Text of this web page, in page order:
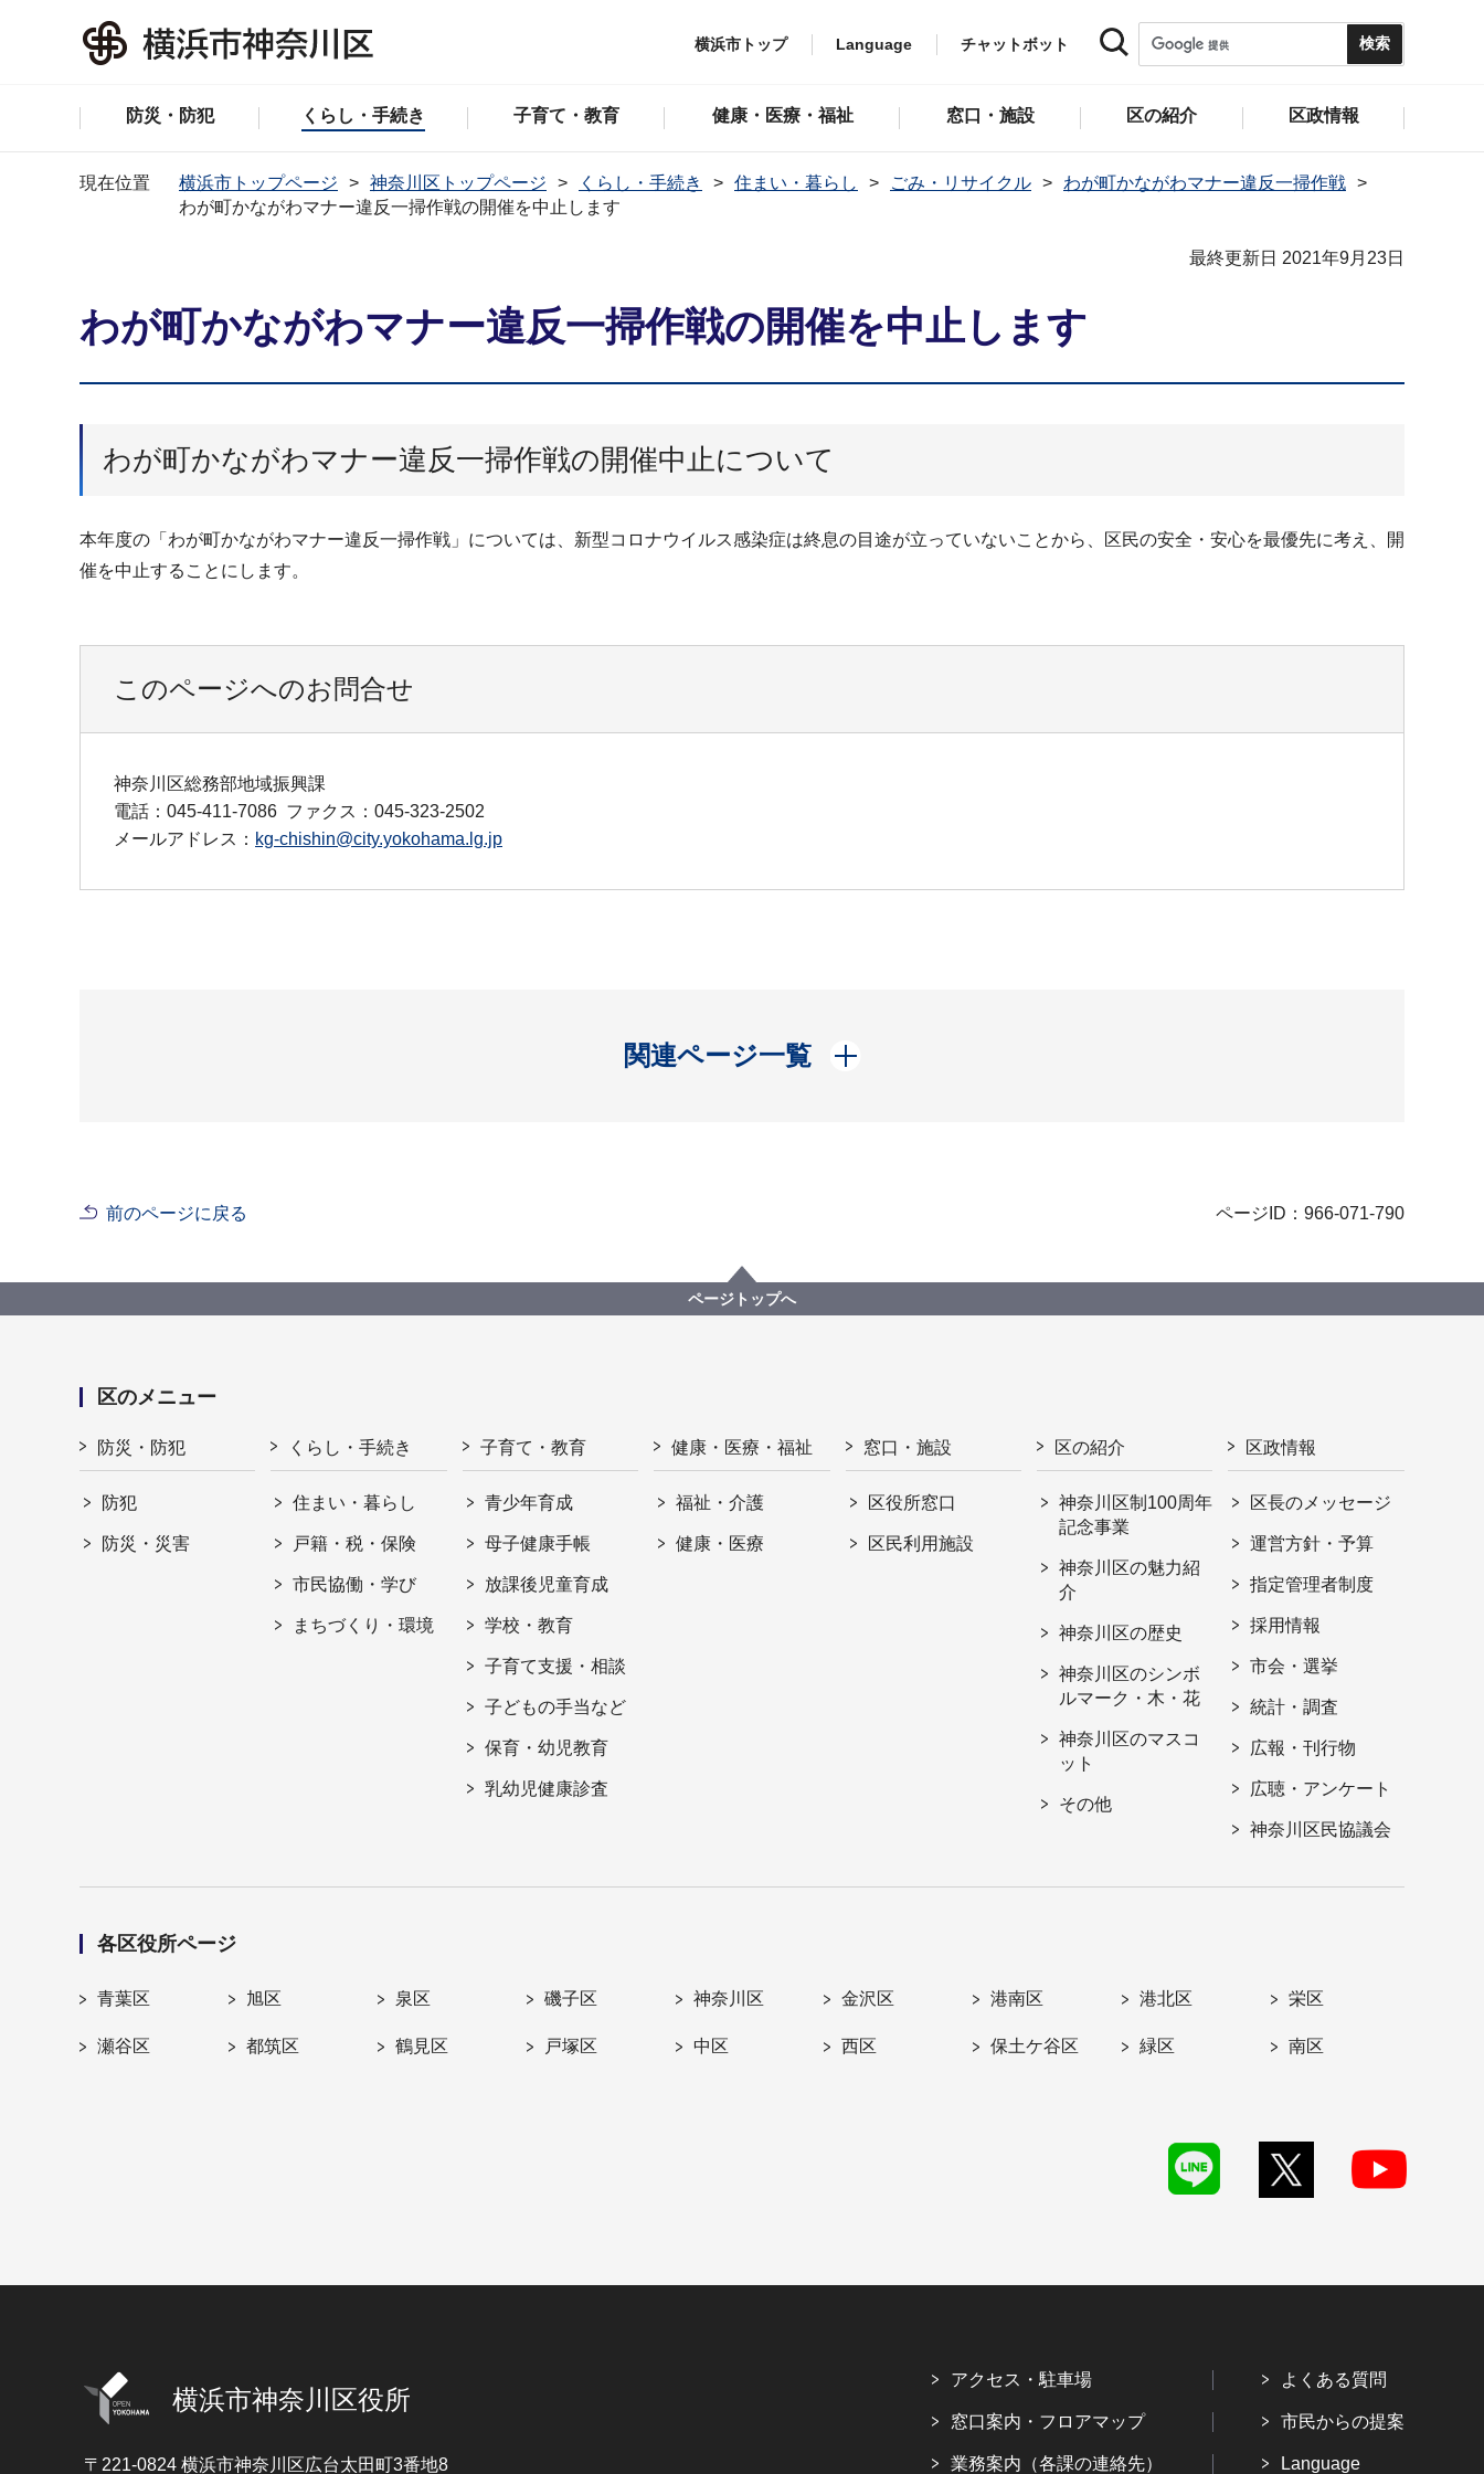
横浜市トップ Language チャットボット
防災・防犯 くらし・手続き 子育て・教育 健康・医療・福祉 窓口・施設 区の紹介 区政情報
現在位置 横浜市トップページ 神奈川区トップページ くらし・手続き 住まい・暮らし ごみ・リサイクル
わが町かながわマナー違反一掃作戦
わが町かながわマナー違反一掃作戦の開催を中止します
最終更新日 2021年9月23日
わが町かながわマナー違反一掃作戦の開催を中止します
わが町かながわマナー違反一掃作戦の開催中止について
本年度の「わが町かながわマナー違反一掃作戦」については、新型コロナウイルス感染症は終息の目途が立っていないことから、区民の安全・安心を最優先に考え、開
催を中止することにします。
このページへのお問合せ
神奈川区総務部地域振興課
電話：045-411-7086 ファクス：045-323-2502
メールアドレス： kg-chishin@city.yokohama.lg.jp
関連ページ一覧
開く
前のページに戻る ページID：966-071-790
ページトップへ
区のメニュー
防災・防犯
防犯
防災・災害
くらし・手続き
住まい・暮らし
戸籍・税・保険
市民協働・学び
まちづくり・環境
子育て・教育
青少年育成
母子健康手帳
放課後児童育成
学校・教育
子育て支援・相談
子どもの手当など
保育・幼児教育
乳幼児健康診査
健康・医療・福祉
福祉・介護
健康・医療
窓口・施設
区役所窓口
区民利用施設
区の紹介
神奈川区制100周年
記念事業
神奈川区の魅力紹
介
神奈川区の歴史
神奈川区のシンボ
ルマーク・木・花
神奈川区のマスコ
ット
その他
区政情報
区長のメッセージ
運営方針・予算
指定管理者制度
採用情報
市会・選挙
統計・調査
広報・刊行物
広聴・アンケート
神奈川区民協議会
各区役所ページ
青葉区 旭区 泉区 磯子区 神奈川区 金沢区 港南区 港北区 栄区
瀬谷区 都筑区 鶴見区 戸塚区 中区 西区 保土ケ谷区 緑区 南区
横浜市神奈川区役所
〒221-0824 横浜市神奈川区広台太田町3番地8
アクセス・駐車場
窓口案内・フロアマップ
業務案内（各課の連絡先）
よくある質問
市民からの提案
Language